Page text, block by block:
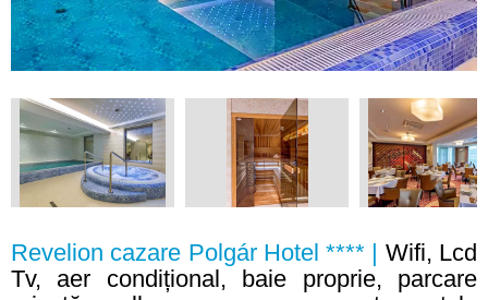
Revelion cazare Polgár Hotel **** | Wifi, Lcd
Tv, aer condițional, baie proprie, parcare